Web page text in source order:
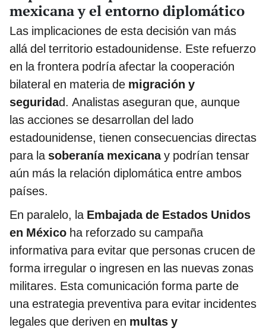
mexicana y el entorno diplomático
Las implicaciones de esta decisión van más
allá del territorio estadounidense. Este refuerzo
en la frontera podría afectar la cooperación
bilateral en materia de migración y
seguridad. Analistas aseguran que, aunque
las acciones se desarrollan del lado
estadounidense, tienen consecuencias directas
para la soberanía mexicanay podrían tensar
aún más la relación diplomática entre ambos
países.
En paralelo, la Embajada de Estados Unidos
en México ha reforzado su campaña
informativa para evitar que personas crucen de
forma irregular o ingresen en las nuevas zonas
militares. Esta comunicación forma parte de
una estrategia preventiva para evitar incidentes
legales que deriven en multas y